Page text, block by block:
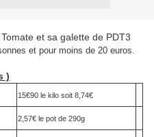
et pour moins de 20 euros.
)
15€90 le kilo soit 8,74€
2,57€ le pot de 290g